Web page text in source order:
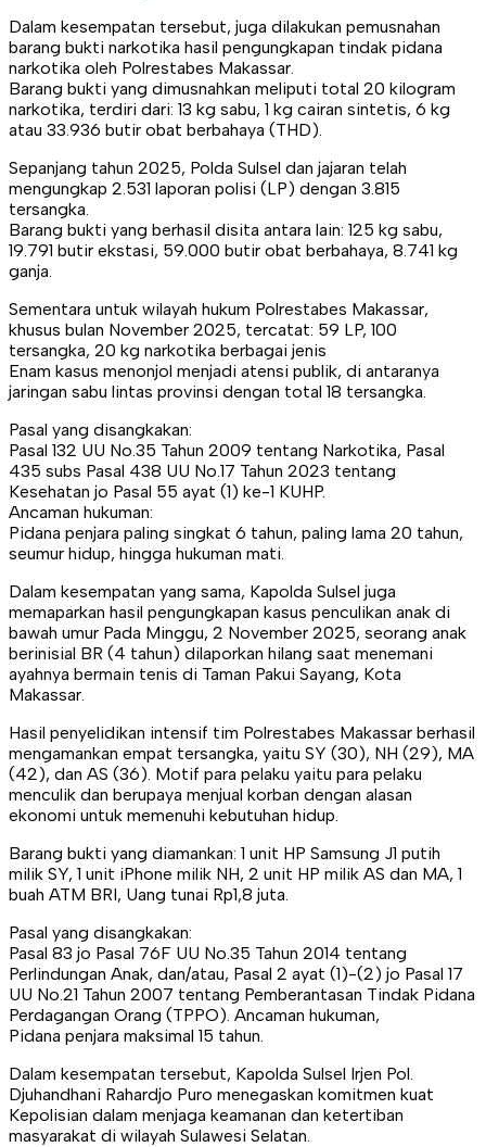
Dalam kesempatan tersebut, juga dilakukan pemusnahan
barang bukti narkotika hasil pengungkapan tindak pidana
narkotika oleh Polrestabes Makassar.
Barang bukti yang dimusnahkan meliputi total 20 kilogram
narkotika, terdiri dari: 13 kg sabu, 1 kg cairan sintetis, 6 kg
atau 33.936 butir obat berbahaya (THD).
Sepanjang tahun 2025, Polda Sulsel dan jajaran telah
mengungkap 2.531 laporan polisi (LP) dengan 3.815
tersangka.
Barang bukti yang berhasil disita antara lain: 125 kg sabu,
19.791 butir ekstasi, 59.000 butir obat berbahaya, 8.741 kg
ganja.
Sementara untuk wilayah hukum Polrestabes Makassar,
khusus bulan November 2025, tercatat: 59 LP, 100
tersangka, 20 kg narkotika berbagai jenis
Enam kasus menonjol menjadi atensi publik, di antaranya
jaringan sabu lintas provinsi dengan total 18 tersangka.
Pasal yang disangkakan:
Pasal 132 UU No.35 Tahun 2009 tentang Narkotika, Pasal
435 subs Pasal 438 UU No.17 Tahun 2023 tentang
Kesehatan jo Pasal 55 ayat (1) ke-1 KUHP.
Ancaman hukuman:
Pidana penjara paling singkat 6 tahun, paling lama 20 tahun,
seumur hidup, hingga hukuman mati.
Dalam kesempatan yang sama, Kapolda Sulsel juga
memaparkan hasil pengungkapan kasus penculikan anak di
bawah umur Pada Minggu, 2 November 2025, seorang anak
berinisial BR (4 tahun) dilaporkan hilang saat menemani
ayahnya bermain tenis di Taman Pakui Sayang, Kota
Makassar.
Hasil penyelidikan intensif tim Polrestabes Makassar berhasil
mengamankan empat tersangka, yaitu SY (30), NH (29), MA
(42), dan AS (36). Motif para pelaku yaitu para pelaku
menculik dan berupaya menjual korban dengan alasan
ekonomi untuk memenuhi kebutuhan hidup.
Barang bukti yang diamankan: 1 unit HP Samsung J1 putih
milik SY, 1 unit iPhone milik NH, 2 unit HP milik AS dan MA, 1
buah ATM BRI, Uang tunai Rp1,8 juta.
Pasal yang disangkakan:
Pasal 83 jo Pasal 76F UU No.35 Tahun 2014 tentang
Perlindungan Anak, dan/atau, Pasal 2 ayat (1)-(2) jo Pasal 17
UU No.21 Tahun 2007 tentang Pemberantasan Tindak Pidana
Perdagangan Orang (TPPO). Ancaman hukuman,
Pidana penjara maksimal 15 tahun.
Dalam kesempatan tersebut, Kapolda Sulsel Irjen Pol.
Djuhandhani Rahardjo Puro menegaskan komitmen kuat
Kepolisian dalam menjaga keamanan dan ketertiban
masyarakat di wilayah Sulawesi Selatan.